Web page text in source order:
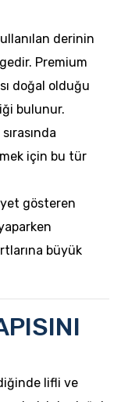
derinin
Premium
doğal olduğu
bulunur.
için bu tür
gösteren
büyük
lifli ve